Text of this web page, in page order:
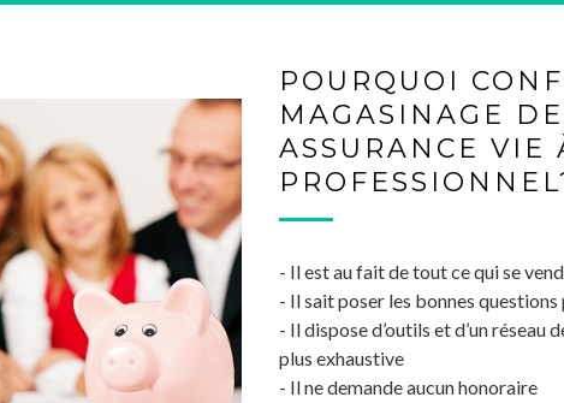
POURQUOI
MAGASINAGE
ASSURANCE VIE
- Il est au fait de tout ce qui se
- Il sait poser les bonnes
- Il dispose d’outils et d’un réseau
plus exhaustive
- Il ne demande aucun honoraire